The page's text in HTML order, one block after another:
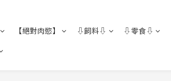
【絕對肉慾】 ⇩飼料⇩ ⇩零食⇩